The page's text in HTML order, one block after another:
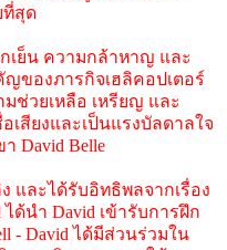
ที่สุด
เย็น ความกล้าหาญ และ
ญของภารกิจเฮลิคอปเตอร์
ช่วยเหลือ เหรียญ และ
เสียงและเป็นแรงบัลดาลใจ
David Belle
และได้รับอิทธิพลจากเรื่อง
ด้นำ David เข้ารับการฝึก
- David ได้มีส่วนร่วมใน